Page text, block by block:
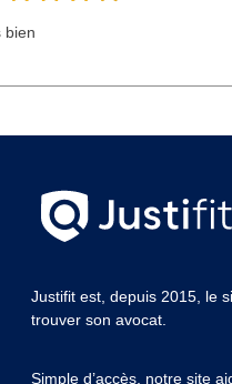
bien
Justifit est, depuis 2015, le
trouver son avocat.
Simple d’accès, notre site